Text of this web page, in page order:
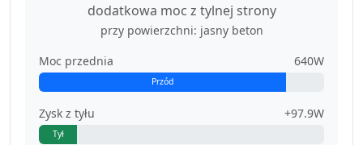
dodatkowa moc z tylnej strony
przy powierzchni: jasny beton
Moc przednia
640W
Przód
Zysk z tyłu +97.9W
Tył